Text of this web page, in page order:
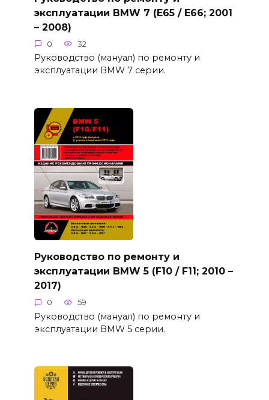
эксплуатации BMW 7 (E65 / E66; 2001
– 2008)
0 32
Руководство (мануал) по ремонту и
эксплуатации BMW 7 серии.
Руководство по ремонту и
эксплуатации BMW 5 (F10 / F11; 2010 –
2017)
0 59
Руководство (мануал) по ремонту и
эксплуатации BMW 5 серии.